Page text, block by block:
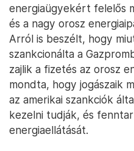
energiaügyekért felelős
és a nagy orosz
Arról is beszélt, hogy
szankcionálta a
zajlik a fizetés az orosz
mondta, hogy jogászaik
az amerikai szankciók
kezelni tudják, és
energiaellátását.